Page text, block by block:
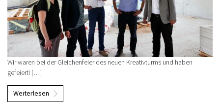
Wir waren bei der Gleichenfeier des neuen Kreativturms und haben
gefeiert! […]
Weiterlesen